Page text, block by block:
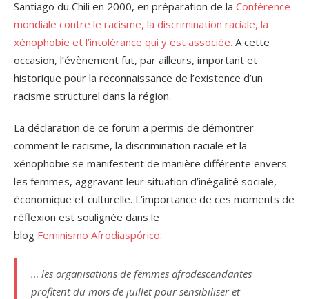
Santiago du Chili en 2000, en préparation de la Conférence
mondiale contre le racisme, la discrimination raciale, la
xénophobie et l’intolérance qui y est associée. A cette
occasion, l’évènement fut, par ailleurs, important et
historique pour la reconnaissance de l’existence d’un
racisme structurel dans la région.
La déclaration de ce forum a permis de démontrer
comment le racisme, la discrimination raciale et la
xénophobie se manifestent de manière différente envers
les femmes, aggravant leur situation d’inégalité sociale,
économique et culturelle. L’importance de ces moments de
réflexion est soulignée dans le
blog Feminismo Afrodiaspórico:
… les organisations de femmes afrodescendantes
profitent du mois de juillet pour sensibiliser et